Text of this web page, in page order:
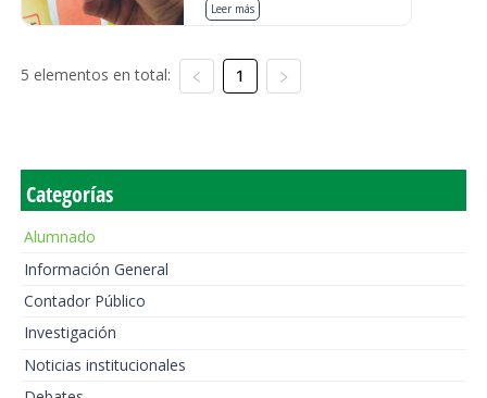
Leer más
5 elementos en total: 1
Categorías
Alumnado
Información General
Contador Público
Investigación
Noticias institucionales